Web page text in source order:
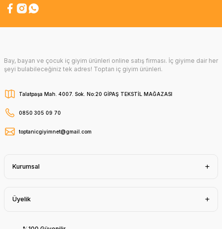
Bay, bayan ve çocuk iç giyim ürünleri online satış firması. İç giyime dair her
şeyi bulabileceğiniz tek adres! Toptan iç giyim ürünleri.
Talatpaşa Mah. 4007. Sok. No:20 GİPAŞ TEKSTİL MAĞAZASI
0850 305 09 70
toptanicgiyimnet@gmail.com
Kurumsal
Üyelik